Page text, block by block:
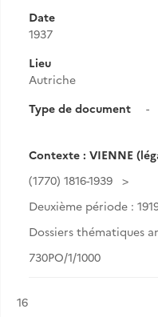
Date
1937
Lieu
Autriche
Type de document
-
Contexte : VIENNE
(1770) 1816-1939
Deuxième période :
Dossiers thématiques
730PO/1/1000
Résultat n°
16